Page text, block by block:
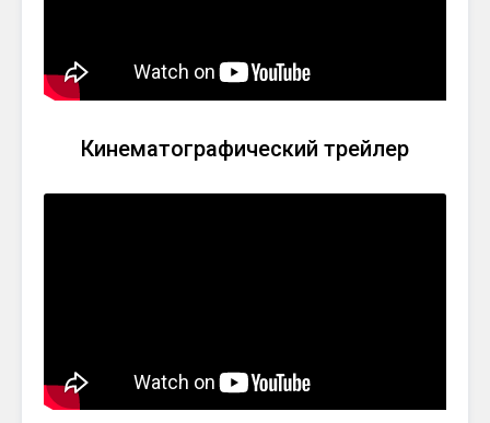
Кинематографический трейлер